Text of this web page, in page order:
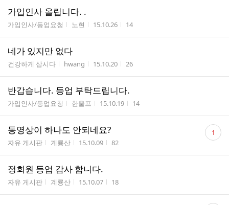
가입인사 올립니다. .
게시판명
가입인사/등업요청 작성자
노현 작성시간
15.10.26 조회수
14
네가 있지만 없다
게시판명
건강하게 삽시다 작성자
hwang 작성시간
15.10.20 조회수
26
반갑습니다. 등업 부탁드립니다.
게시판명
가입인사/등업요청 작성자
한울프 작성시간
15.10.19 조회수
14
동영상이 하나도 안되네요?
게시판명
자유 게시판 작성자
계룡산 작성시간
15.10.09 조회수
82
댓
글 1
정회원 등업 감사 합니다.
게시판명
자유 게시판 작성자
계룡산 작성시간
15.10.07 조회수
18